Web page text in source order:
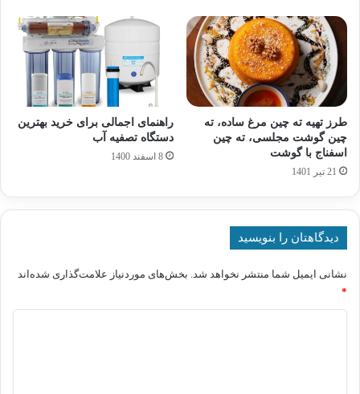
طرز تهیه ته چین مرغ ساده، ته
چین گوشت مجلسی، ته چین
اسفناج با گوشت
21 تیر 1401
راهنمای اجمالی برای خرید بهترین
دستگاه تصفیه آب
8 اسفند 1400
دیدگاهتان را بنویسید
نشانی ایمیل شما منتشر نخواهد شد. بخش‌های موردنیاز علامت‌گذاری شده‌اند
*